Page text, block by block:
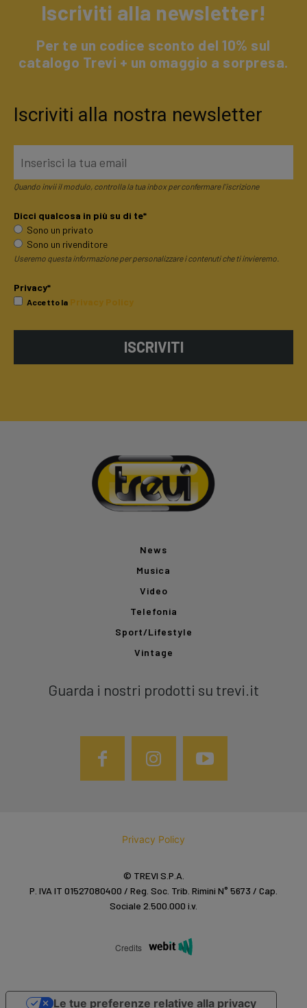
Iscriviti alla newsletter!
Per te un codice sconto del 10% sul
catalogo Trevi + un omaggio a sorpresa.
Iscriviti alla nostra newsletter
Quando invii il modulo, controlla la tua inbox per confermare l'iscrizione
Dicci qualcosa in più su di te*
Sono un privato
Sono un rivenditore
Useremo questa informazione per personalizzare i contenuti che ti invieremo.
Privacy*
Accetto la Privacy Policy
ISCRIVITI
News
Musica
Video
Telefonia
Sport/Lifestyle
Vintage
Guarda i nostri prodotti su trevi.it
Privacy Policy
© TREVI S.P.A.
P. IVA IT 01527080400 / Reg. Soc. Trib. Rimini N° 5673 / Cap.
Sociale 2.500.000 i.v.
Credits
Le tue preferenze relative alla privacy